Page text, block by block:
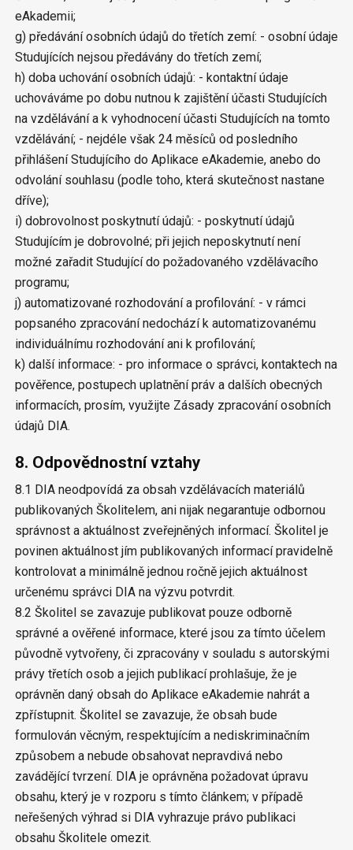
eAkademii;
g) předávání osobních údajů do třetích zemí: - osobní údaje
Studujících nejsou předávány do třetích zemí;
h) doba uchování osobních údajů: - kontaktní údaje
uchováváme po dobu nutnou k zajištění účasti Studujících
na vzdělávání a k vyhodnocení účasti Studujících na tomto
vzdělávání; - nejdéle však 24 měsíců od posledního
přihlášení Studujícího do Aplikace eAkademie, anebo do
odvolání souhlasu (podle toho, která skutečnost nastane
dříve);
i) dobrovolnost poskytnutí údajů: - poskytnutí údajů
Studujícím je dobrovolné; při jejich neposkytnutí není
možné zařadit Studující do požadovaného vzdělávacího
programu;
j) automatizované rozhodování a profilování: - v rámci
popsaného zpracování nedochází k automatizovanému
individuálnímu rozhodování ani k profilování;
k) další informace: - pro informace o správci, kontaktech na
pověřence, postupech uplatnění práv a dalších obecných
informacích, prosím, využijte Zásady zpracování osobních
údajů DIA.
8. Odpovědnostní vztahy
8.1 DIA neodpovídá za obsah vzdělávacích materiálů
publikovaných Školitelem, ani nijak negarantuje odbornou
správnost a aktuálnost zveřejněných informací. Školitel je
povinen aktuálnost jím publikovaných informací pravidelně
kontrolovat a minimálně jednou ročně jejich aktuálnost
určenému správci DIA na výzvu potvrdit.
8.2 Školitel se zavazuje publikovat pouze odborně
správné a ověřené informace, které jsou za tímto účelem
původně vytvořeny, či zpracovány v souladu s autorskými
právy třetích osob a jejich publikací prohlašuje, že je
oprávněn daný obsah do Aplikace eAkademie nahrát a
zpřístupnit. Školitel se zavazuje, že obsah bude
formulován věcným, respektujícím a nediskriminačním
způsobem a nebude obsahovat nepravdivá nebo
zavádějící tvrzení. DIA je oprávněna požadovat úpravu
obsahu, který je v rozporu s tímto článkem; v případě
neřešených výhrad si DIA vyhrazuje právo publikaci
obsahu Školitele omezit.